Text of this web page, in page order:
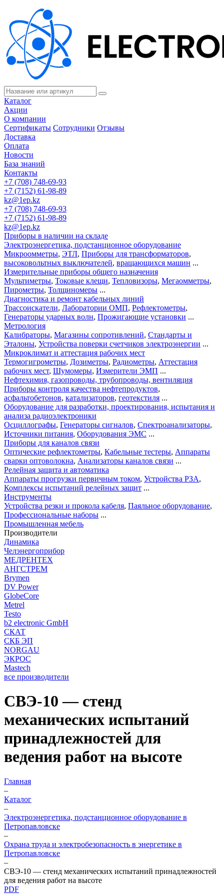
Каталог
Акции
О компании
Сертификаты Сотрудники Отзывы
Доставка
Оплата
Новости
База знаний
Контакты
+7 (708) 748-69-93
+7 (7152) 61-98-89
kz@1ep.kz
+7 (708) 748-69-93
+7 (7152) 61-98-89
kz@1ep.kz
Приборы в наличии на складе
Электроэнергетика, подстанционное оборудование
Микроомметры, ЭТЛ, Приборы для трансформаторов,
высоковольтных выключателей, вращающихся машин ...
Измерительные приборы общего назначения
Мультиметры, Токовые клещи, Тепловизоры, Мегаомметры,
Пирометры, Толщиномеры ...
Диагностика и ремонт кабельных линий
Трассоискатели, Лаборатории ОМП, Рефлектометры,
Генераторы ударных волн, Прожигающие установки ...
Метрология
Калибраторы, Магазины сопротивлений, Стандарты и
Эталоны, Устройства поверки счетчиков электроэнергии ...
Микроклимат и аттестация рабочих мест
Термогигрометры, Дозиметры, Радиометры, Аттестация
рабочих мест, Шумомеры, Измерители ЭМП ...
Нефтехимия, газопроводы, трубопроводы, вентиляция
Приборы контроля качества нефтепродуктов,
асфальтобетонов, катализаторов, геотекстиля ...
Оборудование для разработки, проектирования, испытания и
анализа радиоэлектроники
Осциллографы, Генераторы сигналов, Спектроанализаторы,
Источники питания, Оборудования ЭМС ...
Приборы для каналов связи
Оптические рефлектометры, Кабельные тестеры, Аппараты
сварки оптоволокна, Анализаторы каналов связи ...
Релейная защита и автоматика
Аппараты прогрузки первичным током, Устройства РЗА,
Комплексы испытаний релейных защит ...
Инструменты
Устройства резки и прокола кабеля, Паяльное оборудование,
Профессиональные наборы ...
Промышленная мебель
Производители
Динамика
Челэнергоприбор
МЕДРЕНТЕХ
АНГСТРЕМ
Brymen
DV Power
GlobeCore
Metrel
Testo
b2 electronic GmbH
СКАТ
СКБ ЭП
NORGAU
ЭКРОС
Mastech
все производители
СВЭ-10 — стенд
механических испытаний
принадлежностей для
ведения работ на высоте
Главная
–
Каталог
–
Электроэнергетика, подстанционное оборудование в
Петропавловске
–
Охрана труда и электробезопасность в энергетике в
Петропавловске
–
СВЭ-10 — стенд механических испытаний принадлежностей
для ведения работ на высоте
PDF